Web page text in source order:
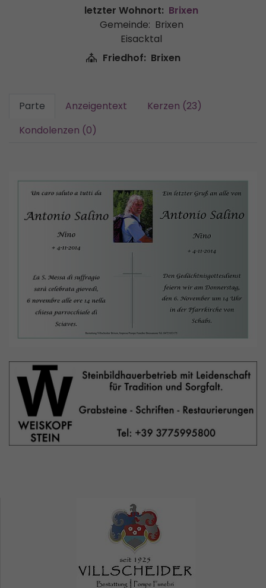
letzter Wohnort: Brixen
Gemeinde: Brixen
Eisacktal
Friedhof: Brixen
Parte Anzeigentext
Kerzen (23)
Kondolenzen (0)